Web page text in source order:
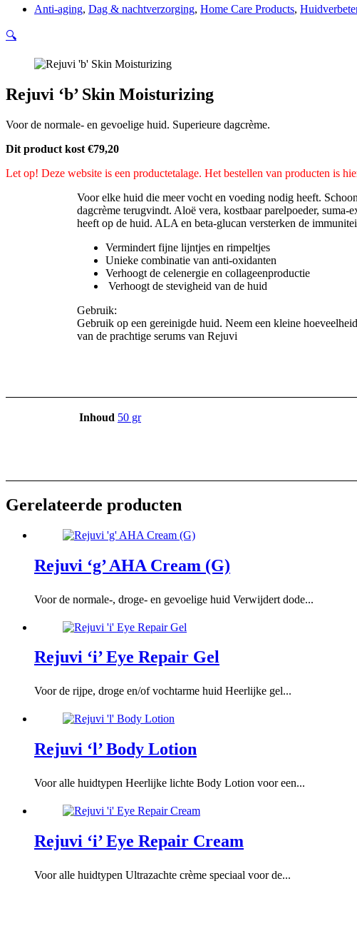
Anti-aging, Dag & nachtverzorging, Home Care Products,
🔍
Rejuvi ‘b’ Skin Moisturizing
Voor de normale- en gevoelige huid. Superieure dagcrème.
Dit product kost €79,20
Let op! Deze website is een productetalage. Het bestellen van producten is
Voor elke huid die meer vocht en voeding nodig heeft.
dagcrème terugvindt. Aloë vera, kostbaar parelpoeder,
heeft op de huid. ALA en beta-glucan versterken de
Vermindert fijne lijntjes en rimpeltjes
Unieke combinatie van anti-oxidanten
Verhoogt de celenergie en collageenproductie
Verhoogt de stevigheid van de huid
Gebruik:
Gebruik op een gereinigde huid. Neem een kleine
van de prachtige serums van Rejuvi
Inhoud 50 gr
Gerelateerde producten
Rejuvi ‘g’ AHA Cream (G)
Voor de normale-, droge- en gevoelige huid Verwijdert dode...
Rejuvi ‘i’ Eye Repair Gel
Voor de rijpe, droge en/of vochtarme huid Heerlijke gel...
Rejuvi ‘l’ Body Lotion
Voor alle huidtypen Heerlijke lichte Body Lotion voor een...
Rejuvi ‘i’ Eye Repair Cream
Voor alle huidtypen Ultrazachte crème speciaal voor de...